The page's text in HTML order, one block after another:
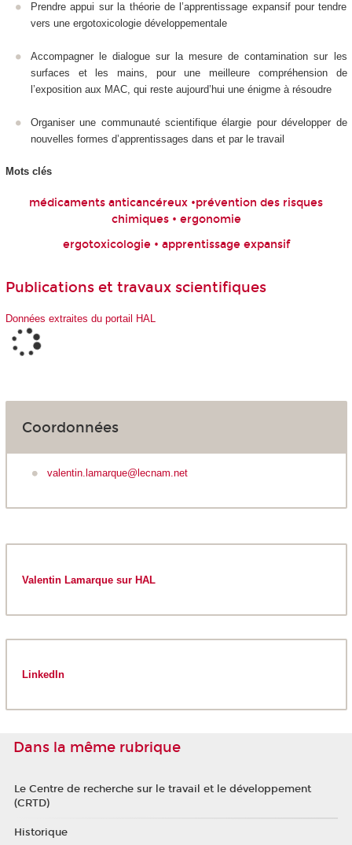
Prendre appui sur la théorie de l’apprentissage expansif pour tendre
vers une ergotoxicologie développementale
Accompagner le dialogue sur la mesure de contamination sur les
surfaces et les mains, pour une meilleure compréhension de
l’exposition aux MAC, qui reste aujourd’hui une énigme à résoudre
Organiser une communauté scientifique élargie pour développer de
nouvelles formes d’apprentissages dans et par le travail
Mots clés
médicaments anticancéreux •prévention des risques
chimiques • ergonomie
ergotoxicologie • apprentissage expansif
Publications et travaux scientifiques
Données extraites du portail HAL
Coordonnées
valentin.lamarque@lecnam.net
Valentin Lamarque sur HAL
LinkedIn
Dans la même rubrique
Le Centre de recherche sur le travail et le développement
(CRTD)
Historique